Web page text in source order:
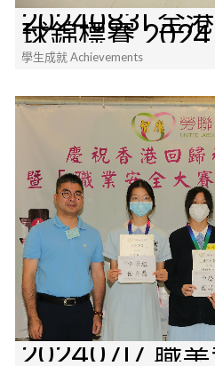
20240831 全
球錦標賽 2024
學生成就 Achievements
20240717 職